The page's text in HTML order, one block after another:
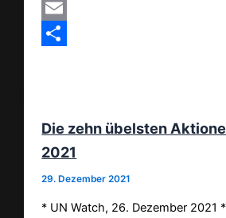
MeWe
Email
Die zehn übelsten
2021
29. Dezember 2021
* UN Watch, 26. Dezember 2021